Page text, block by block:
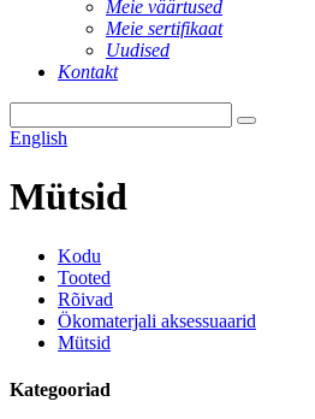
Meie väärtused
Meie sertifikaat
Uudised
Kontakt
English
Mütsid
Kodu
Tooted
Rõivad
Ökomaterjali aksessuaarid
Mütsid
Kategooriad